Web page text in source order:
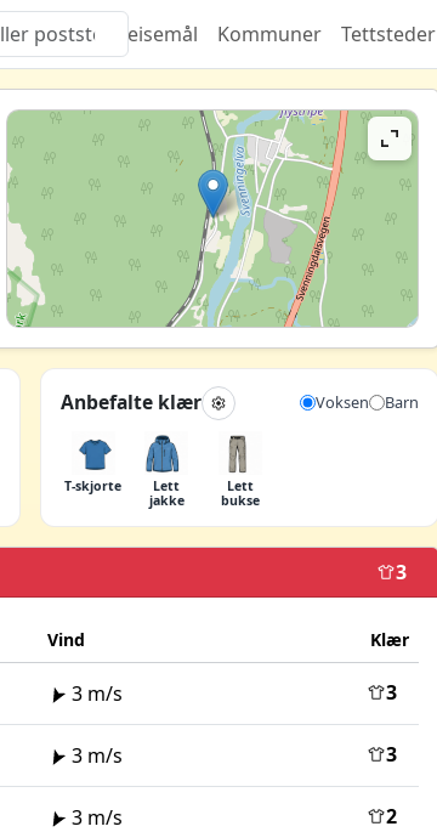
Quiz Reisemål Kommuner Tettsteder
Anbefalte klær Voksen Barn
T-skjorte
Lett
jakke
Lett
bukse
3
Vind Klær
3 m/s 3
3 m/s 3
3 m/s 2